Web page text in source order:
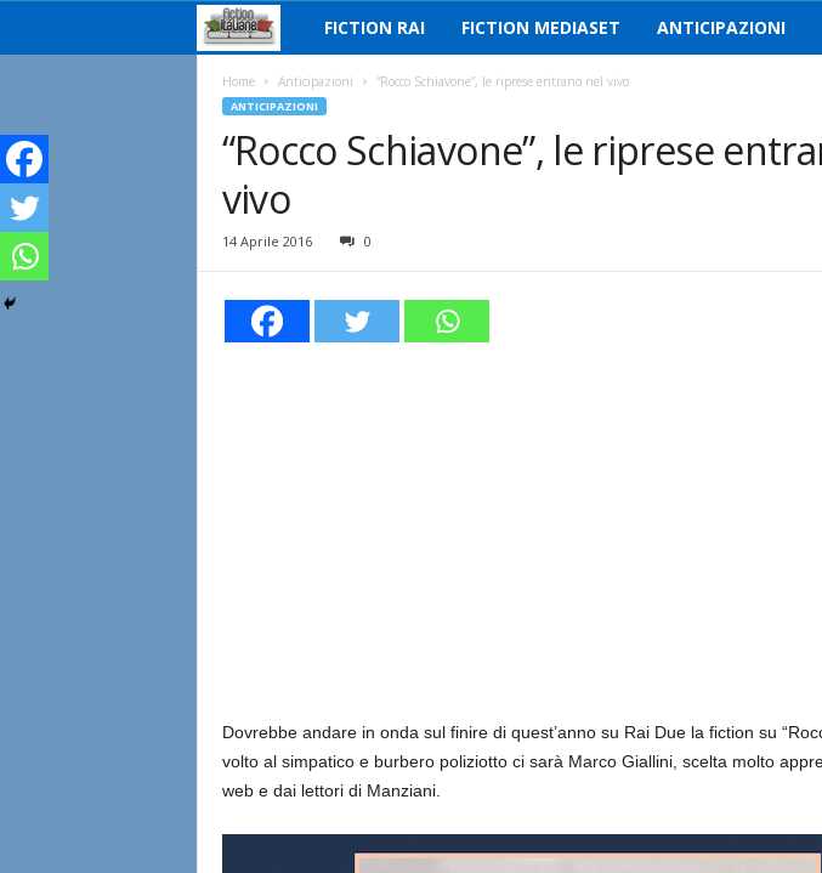
i
i
n
e
FICTION RAI FICTION MEDIASET ANTICIPAZIONI
Home Anticipazioni “Rocco Schiavone”, le riprese entrano nel vivo
ANTICIPAZIONI
“Rocco Schiavone”, le riprese
vivo
14 Aprile 2016 0
Dovrebbe andare in onda sul finire di quest’anno su Rai Due la fiction su
volto al simpatico e burbero poliziotto ci sarà Marco Giallini, scelta molto
web e dai lettori di Manziani.